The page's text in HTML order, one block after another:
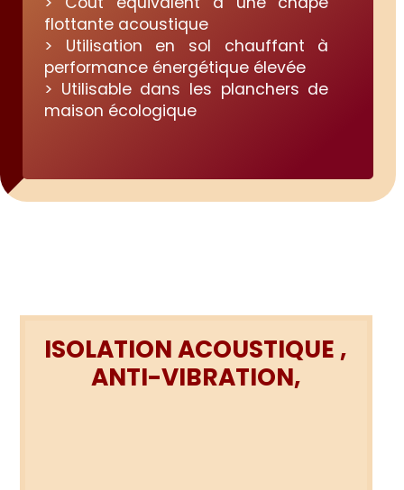
flottante acoustique
> Utilisation en sol chauffant à
performance énergétique élevée
> Utilisable dans les planchers de
maison écologique
ISOLATION ACOUSTIQUE ,
ANTI-VIBRATION,